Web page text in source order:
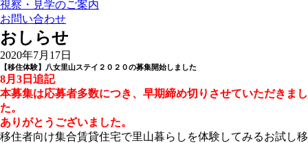
視察・見学のご案内
お問い合わせ
おしらせ
2020年7月17日
【移住体験】八女里山ステイ２０２０の募集開始しました
8月3日追記
本募集は応募者多数につき、早期締め切りさせていただきまし
た。
ありがとうございました。
移住者向け集合賃貸住宅で里山暮らしを体験してみるお試し移